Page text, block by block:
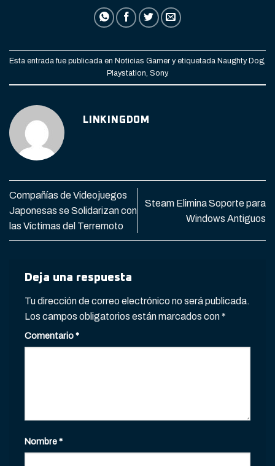
Esta entrada fue publicada en Noticias Gamer y etiquetada Naughty Dog,
Playstation, Sony.
LINKINGDOM
Compañías de Videojuegos
Japonesas se Solidarizan con
las Víctimas del Terremoto
Steam Elimina Soporte para
Windows Antiguos
Deja una respuesta
Tu dirección de correo electrónico no será publicada.
Los campos obligatorios están marcados con*
Comentario*
Nombre*